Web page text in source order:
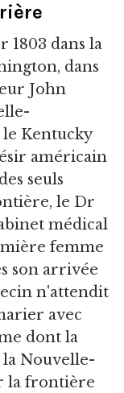
1803 dans la
dans
John
Kentucky
américain
seuls
le Dr
médical
femme
son arrivée
n'attendit
avec
dont la
Nouvelle-
la frontière